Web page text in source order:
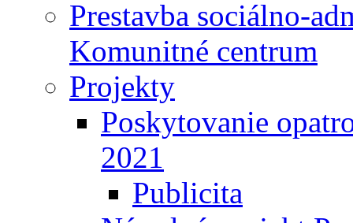
Prestavba sociálno-
Komunitné centrum
Projekty
Poskytovanie
2021
Publicita